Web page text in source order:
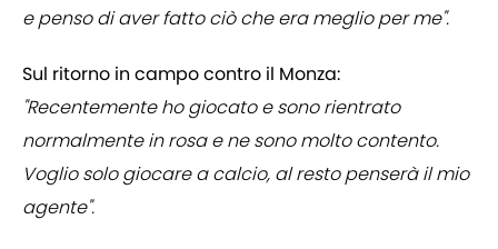
e penso di aver fatto ciò che era meglio per me".
Sul ritorno in campo contro il Monza:
"Recentemente ho giocato e sono rientrato
normalmente in rosa e ne sono molto contento.
Voglio solo giocare a calcio, al resto penserà il mio
agente".